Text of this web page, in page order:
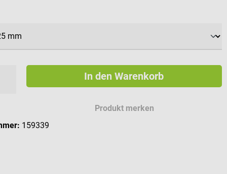
In den Warenkorb
Produkt merken
159339